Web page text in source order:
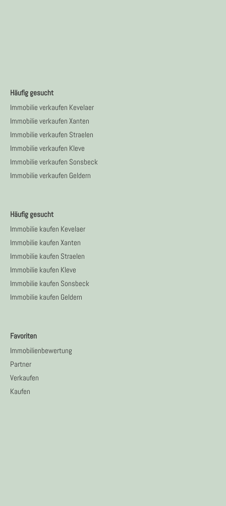
Häufig gesucht
Immobilie verkaufen Kevelaer
Immobilie verkaufen Xanten
Immobilie verkaufen Straelen
Immobilie verkaufen Kleve
Immobilie verkaufen Sonsbeck
Immobilie verkaufen Geldern
Häufig gesucht
Immobilie kaufen Kevelaer
Immobilie kaufen Xanten
Immobilie kaufen Straelen
Immobilie kaufen Kleve
Immobilie kaufen Sonsbeck
Immobilie kaufen Geldern
Favoriten
Immobilienbewertung
Partner
Verkaufen
Kaufen